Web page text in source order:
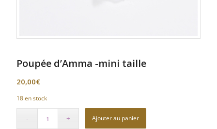
Poupée d’Amma -mini taille
20,00€
18 en stock
Ajouter au panier